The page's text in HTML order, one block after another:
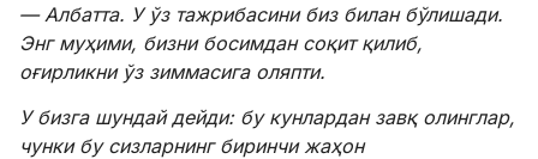
— Албатта. У ўз тажрибасини биз билан бўлишади.
Энг муҳими, бизни босимдан соқит қилиб,
оғирликни ўз зиммасига оляпти.
У бизга шундай дейди: бу кунлардан завқ олинглар,
чунки бу сизларнинг биринчи жаҳон